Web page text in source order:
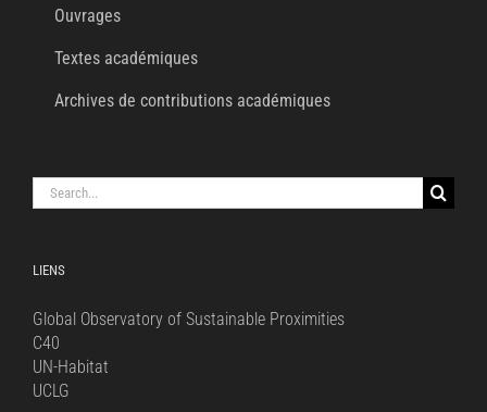
Ouvrages
Textes académiques
Archives de contributions académiques
Search
for:
LIENS
Global Observatory of Sustainable Proximities
C40
UN-Habitat
UCLG